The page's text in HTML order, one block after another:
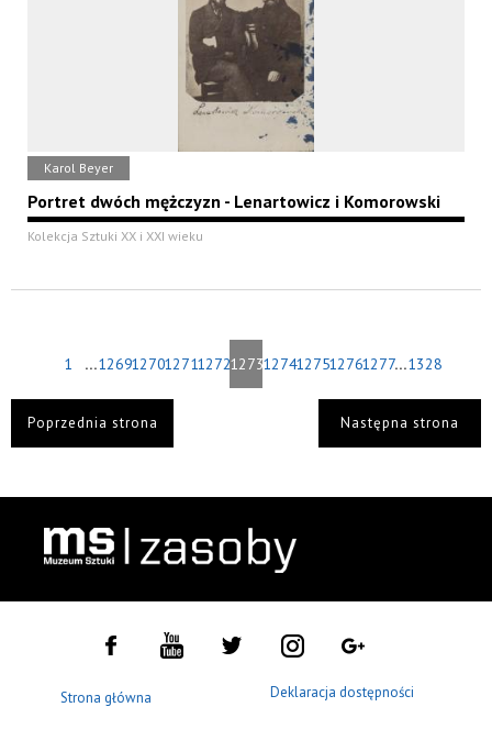
Karol Beyer
Portret dwóch mężczyzn - Lenartowicz i Komorowski
Kolekcja Sztuki XX i XXI wieku
1 ...126912701271127212731274127512761277...1328
Poprzednia strona Następna strona
Strona główna Deklaracja dostępności